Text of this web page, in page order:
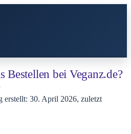
bei Veganz.de?
erstellt: 30. April 2026, zuletzt